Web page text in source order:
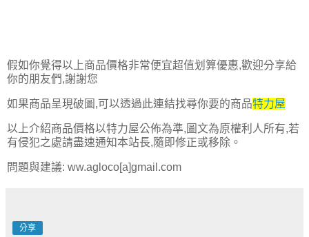
假如你覺得以上商品價格非常便宜超值划算優惠,歡迎分享給
你的朋友們,謝謝您
如果商品呈現破圖,可以透過此連結找尋你要的商品特力屋
以上介紹商品價格以特力屋公佈為準,圖文為原權利人所有,若
有侵犯之處請盡速通知本站長,隨即修正或移除。
問題與建議: ww.agloco[a]gmail.com
分享